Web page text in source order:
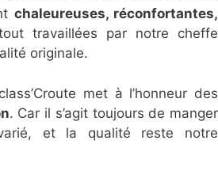
chaleureuses, réconfortantes,
travaillées par notre cheffe
originale.
met à l’honneur des
. Car il s’agit toujours de manger
et la qualité reste notre